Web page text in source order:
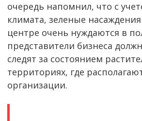
очередь напомнил, что с
климата, зеленые
центре очень нуждаются в
представители бизнеса
следят за состоянием
территориях, где
организации.